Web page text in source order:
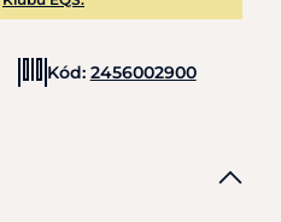
Kód: 2456002900